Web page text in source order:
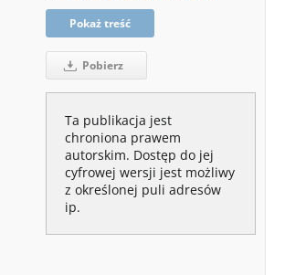
Pokaż treść
Pobierz
Ta publikacja jest
chroniona prawem
autorskim. Dostęp do jej
cyfrowej wersji jest możliwy
z określonej puli adresów
ip.